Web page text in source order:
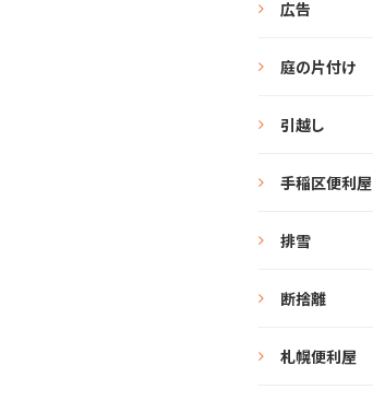
広告
庭の片付け
引越し
手稲区便利屋
排雪
断捨離
札幌便利屋